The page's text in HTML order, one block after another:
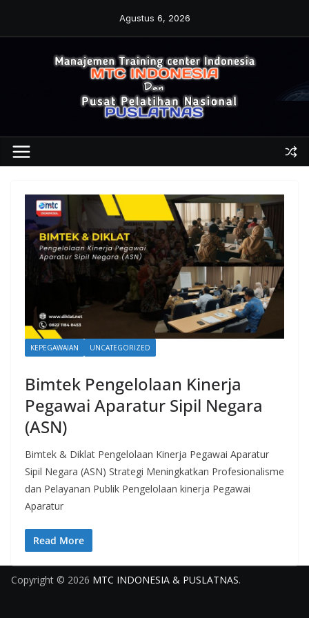
Agustus 6, 2026
KEPEGAWAIAN UNCATEGORIZED
Bimtek Pengelolaan Kinerja
Pegawai Aparatur Sipil Negara
(ASN)
Bimtek & Diklat Pengelolaan Kinerja Pegawai Aparatur
Sipil Negara (ASN) Strategi Meningkatkan Profesionalisme
dan Pelayanan Publik Pengelolaan kinerja Pegawai
Aparatur
Read More
Copyright © 2026 MTC INDONESIA & PUSLATNAS.